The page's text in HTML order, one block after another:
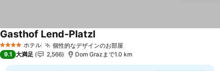
4 ホテルのランク
ホテル 個性的なデザインのお部屋
Gasthof Lend-Platzl
9.1 大満足 2,566 Dom Grazまで1.0 km